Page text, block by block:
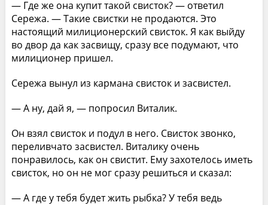
— Где же она купит такой свисток? — ответил
Сережа. — Такие свистки не продаются. Это
настоящий милиционерский свисток. Я как выйду
во двор да как засвищу, сразу все подумают, что
милиционер пришел.
Сережа вынул из кармана свисток и засвистел.
— А ну, дай я, — попросил Виталик.
Он взял свисток и подул в него. Свисток звонко,
переливчато засвистел. Виталику очень
понравилось, как он свистит. Ему захотелось иметь
свисток, но он не мог сразу решиться и сказал:
— А где у тебя будет жить рыбка? У тебя ведь